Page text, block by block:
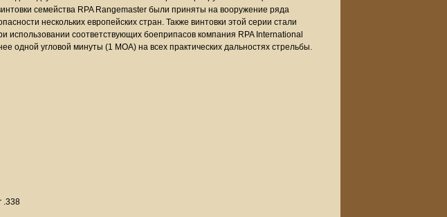
семейства RPA Rangemaster были приняты на вооружение ряда
нескольких европейских стран. Также винтовки этой серии стали
использовании соответствующих боеприпасов компания RPA International
одной угловой минуты (1 МОА) на всех практических дальностях стрельбы.
.338